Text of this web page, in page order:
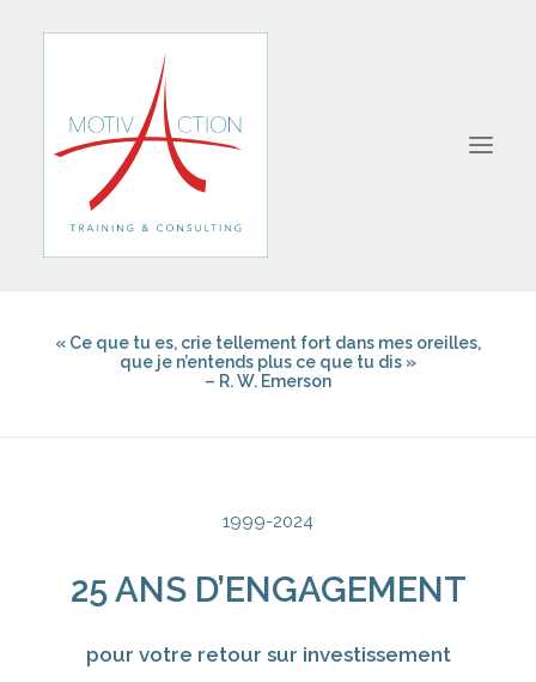
A PROPOS
CONDITIONS GÉNÉRALES
SERIOUS-GAME
FORMATIONS
« Ce que tu es, crie tellement fort dans mes oreilles,
que je n’entends plus ce que tu dis »
– R. W. Emerson
1999-2024
25 ANS D’ENGAGEMENT
pour votre retour sur investissement